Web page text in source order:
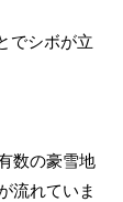
でシボが立
数の豪雪地
流れていま